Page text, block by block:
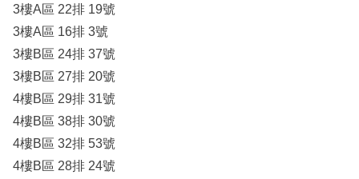
3樓A區 22排 19號
3樓A區 16排 3號
3樓B區 24排 37號
3樓B區 27排 20號
4樓B區 29排 31號
4樓B區 38排 30號
4樓B區 32排 53號
4樓B區 28排 24號